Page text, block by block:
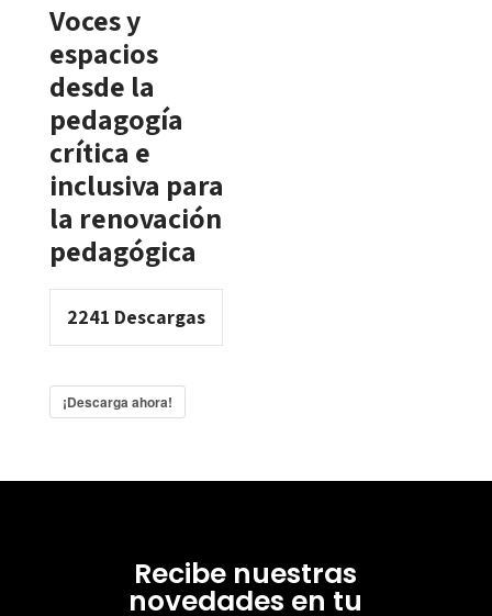
Voces y
espacios
desde la
pedagogía
crítica e
inclusiva para
la renovación
pedagógica
2241 Descargas
¡Descarga ahora!
Recibe nuestras
novedades en tu